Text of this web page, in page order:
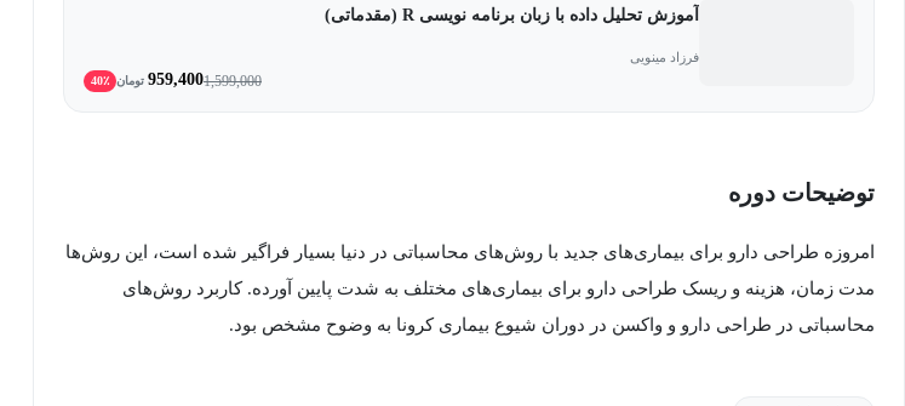
آموزش تحلیل داده با زبان برنامه نویسی R (مقدماتی)
فرزاد مینویی
1,599,000
959,400 تومان 40٪
توضیحات دوره
امروزه طراحی دارو برای بیماری‌های جدید با روش‌های محاسباتی در دنیا بسیار فراگیر شده است، این روش‌ها
مدت زمان، هزینه و ریسک طراحی دارو برای بیماری‌های مختلف به شدت پایین آورده. کاربرد روش‌های
محاسباتی در طراحی دارو و واکسن در دوران شیوع بیماری کرونا به وضوح مشخص بود.